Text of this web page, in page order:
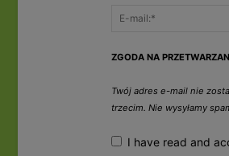
ZGODA NA
Twój adres e-mail nie
trzecim. Nie wysyłamy
I have read and